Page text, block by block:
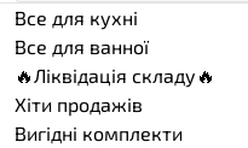
Все для кухні
Все для ванної
🔥Ліквідація складу🔥
Хіти продажів
Вигідні комплекти